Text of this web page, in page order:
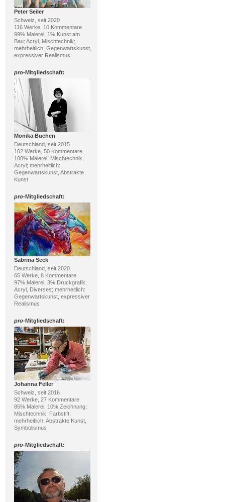
Peter Seiler
Schweiz, seit 2020
116 Werke, 10 Kommentare
99% Malerei, 1% Kunst am
Bau; Acryl, Mischtechnik;
mehrheitlich: Gegenwartskunst,
expressiver Realismus
pro-Mitgliedschaft:
Monika Buchen
Deutschland, seit 2015
102 Werke, 50 Kommentare
100% Malerei; Mischtechnik,
Acryl; mehrheitlich:
Gegenwartskunst, Abstrakte
Kunst
pro-Mitgliedschaft:
Sabrina Seck
Deutschland, seit 2020
65 Werke, 8 Kommentare
97% Malerei, 3% Druckgrafik;
Acryl, Diverses; mehrheitlich:
Gegenwartskunst, expressiver
Realismus
pro-Mitgliedschaft:
Johanna Feller
Schweiz, seit 2016
92 Werke, 27 Kommentare
85% Malerei, 10% Zeichnung;
Mischtechnik, Farbstift;
mehrheitlich: Abstrakte Kunst,
Symbolismus
pro-Mitgliedschaft: